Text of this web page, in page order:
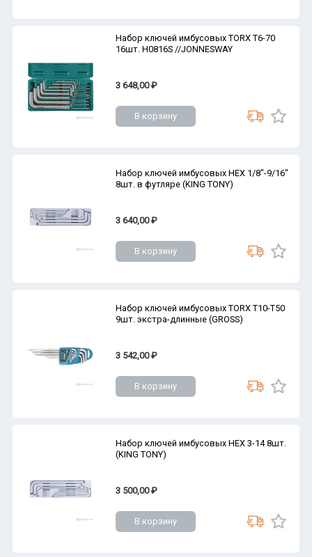
Набор ключей имбусовых TORX Т6-70
16шт. H0816S //JONNESWAY
3 648,00 ₽
В корзину
Набор ключей имбусовых HEX 1/8"-9/16"
8шт. в футляре (KING TONY)
3 640,00 ₽
В корзину
Набор ключей имбусовых TORX Т10-Т50
9шт. экстра-длинные (GROSS)
3 542,00 ₽
В корзину
Набор ключей имбусовых HEX 3-14 8шт.
(KING TONY)
3 500,00 ₽
В корзину